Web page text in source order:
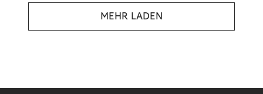
MEHR LADEN